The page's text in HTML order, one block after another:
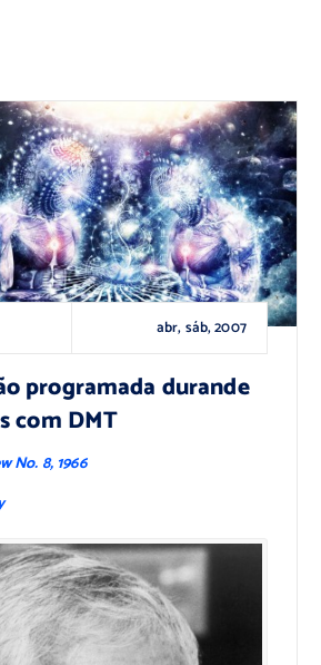
abr, sáb, 2007
programada durande
com DMT
No. 8, 1966